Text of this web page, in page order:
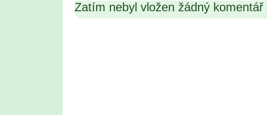
Zatím nebyl vložen žádný komentář